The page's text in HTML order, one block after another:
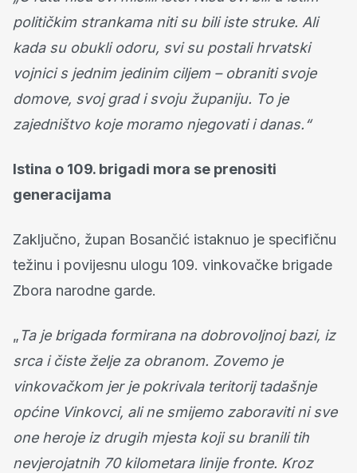
političkim strankama niti su bili iste struke. Ali
kada su obukli odoru, svi su postali hrvatski
vojnici s jednim jedinim ciljem – obraniti svoje
domove, svoj grad i svoju županiju. To je
zajedništvo koje moramo njegovati i danas.“
Istina o 109. brigadi mora se prenositi
generacijama
Zaključno, župan Bosančić istaknuo je specifičnu
težinu i povijesnu ulogu 109. vinkovačke brigade
Zbora narodne garde.
„ Ta je brigada formirana na dobrovoljnoj bazi, iz
srca i čiste želje za obranom. Zovemo je
vinkovačkom jer je pokrivala teritorij tadašnje
općine Vinkovci, ali ne smijemo zaboraviti ni sve
one heroje iz drugih mjesta koji su branili tih
nevjerojatnih 70 kilometara linije fronte. Kroz